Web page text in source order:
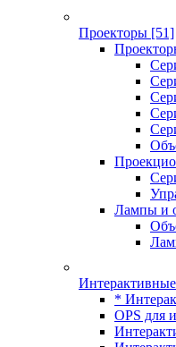
Проекторы [51]
Лампы и
Интерактивные
*
OPS для